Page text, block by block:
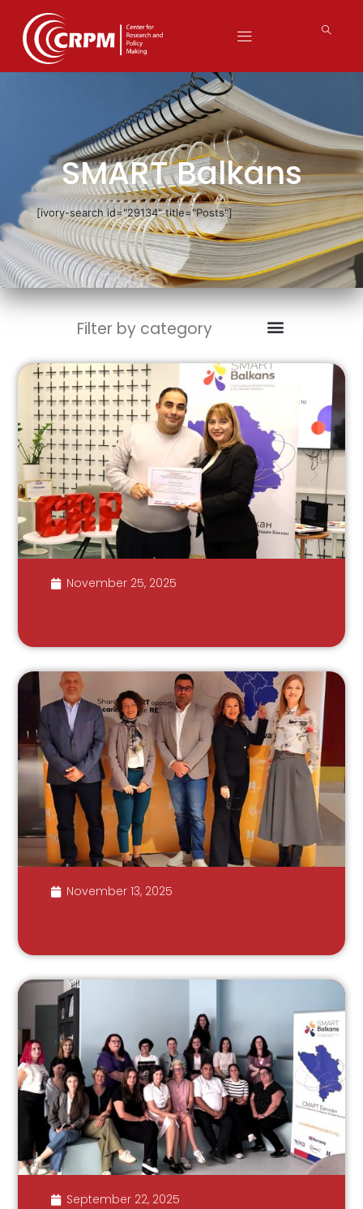
SMART Balkans
[ivory-search id="29134" title="Posts"]
Filter by category
November 25, 2025
November 13, 2025
September 22, 2025